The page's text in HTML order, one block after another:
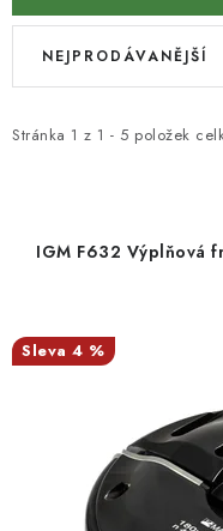
KONTAKTY
Moje objednávka
V
i
u
k
Stránka 1 z 1 - 5 položek
Ř
e
d
u
NEJPRODÁVANĚJŠÍ
IGM F632 Výplňová
4 %